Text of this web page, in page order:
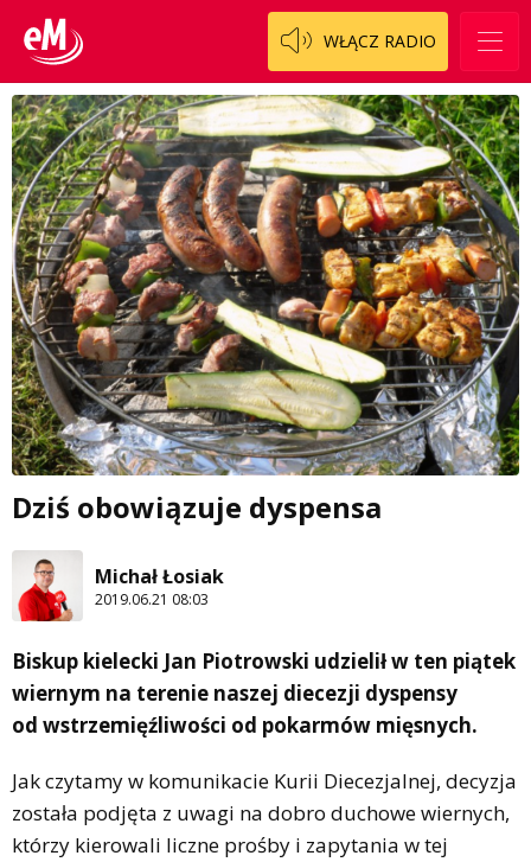
WŁĄCZ RADIO
Dziś obowiązuje dyspensa
Michał Łosiak
2019.06.21 08:03
Biskup kielecki Jan Piotrowski udzielił w ten piątek
wiernym na terenie naszej diecezji dyspensy
od wstrzemięźliwości od pokarmów mięsnych.
Jak czytamy w komunikacie Kurii Diecezjalnej, decyzja
została podjęta z uwagi na dobro duchowe wiernych,
którzy kierowali liczne prośby i zapytania w tej